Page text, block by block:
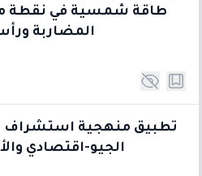
طاقة شمسية في نقطة
المضاربة
تطبيق منهجية استشراف
الجيو-اقتصادي